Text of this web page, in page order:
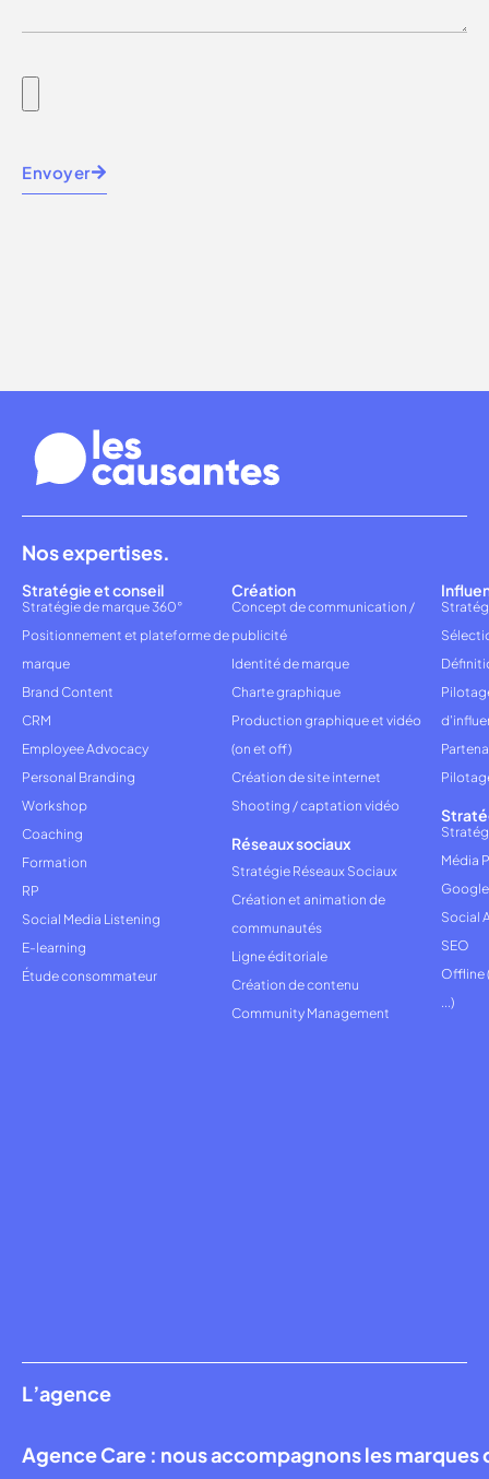
Envoyer
L’agence
Agence Care : nous accompagnons les
Nos expertises.
Stratégie et conseil
Stratégie de marque 360°
Positionnement et plateforme de
marque
Brand Content
CRM
Employee Advocacy
Personal Branding
Workshop
Coaching
Formation
RP
Social Media Listening
E-learning
Étude consommateur
Création
Concept de communication /
publicité
Identité de marque
Charte graphique
Production graphique et vidéo
(on et off)
Création de site internet
Shooting / captation vidéo
Réseaux sociaux
Stratégie Réseaux Sociaux
Création et animation de
communautés
Ligne éditoriale
Création de contenu
Community Management
Média
Social
SEO
Offline
...)